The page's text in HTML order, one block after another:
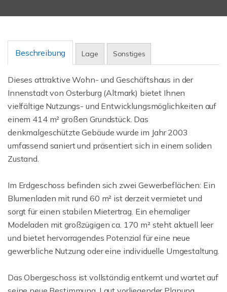
Beschreibung Lage Sonstiges
Dieses attraktive Wohn- und Geschäftshaus in der
Innenstadt von Osterburg (Altmark) bietet Ihnen
vielfältige Nutzungs- und Entwicklungsmöglichkeiten auf
einem 414 m² großen Grundstück. Das
denkmalgeschützte Gebäude wurde im Jahr 2003
umfassend saniert und präsentiert sich in einem soliden
Zustand.
Im Erdgeschoss befinden sich zwei Gewerbeflächen: Ein
Blumenladen mit rund 60 m² ist derzeit vermietet und
sorgt für einen stabilen Mietertrag. Ein ehemaliger
Modeladen mit großzügigen ca. 170 m² steht aktuell leer
und bietet hervorragendes Potenzial für eine neue
gewerbliche Nutzung oder eine individuelle Umgestaltung.
Das Obergeschoss ist vollständig entkernt und wartet auf